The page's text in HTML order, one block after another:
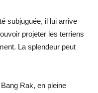
subjuguée, il lui arrive
projeter les terriens
La splendeur peut
Rak, en pleine